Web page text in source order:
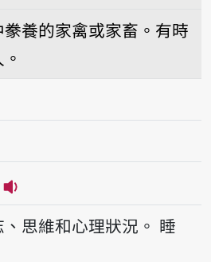
養的家禽或家畜。有時
播放音讀tsing-sîn
思維和心理狀況。 睡